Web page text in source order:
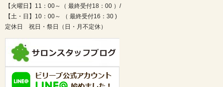
【火曜日】11：00～（ 最終受付18：00 ）/
【土・日】10：00～ （ 最終受付16：30 )
定休日 祝日・祭日（日・月不定休）